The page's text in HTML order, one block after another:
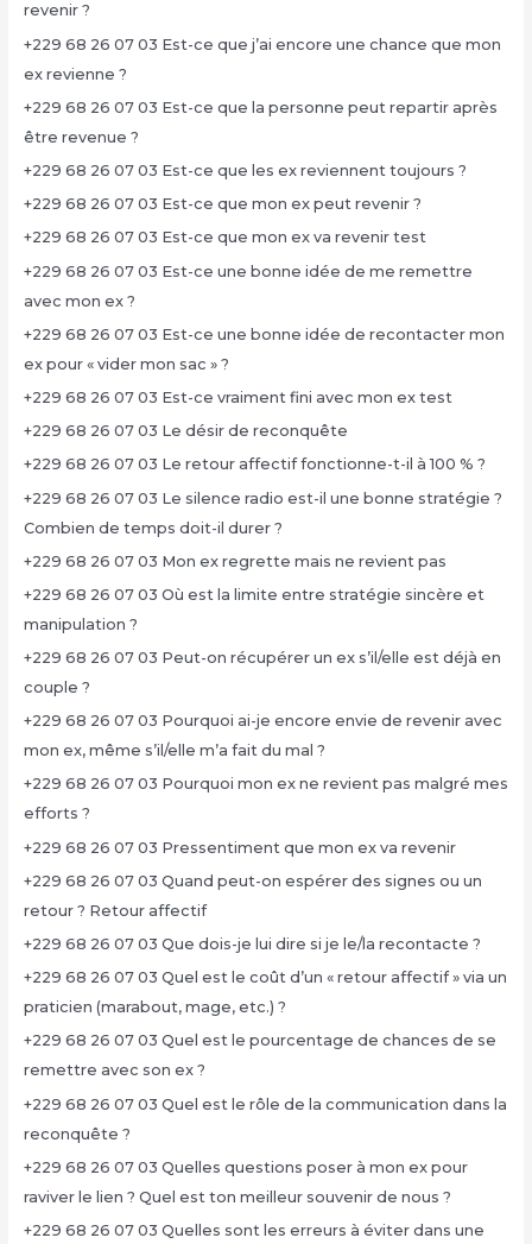
revenir ?
+229 68 26 07 03 Est-ce que j’ai encore une chance que mon
ex revienne ?
+229 68 26 07 03 Est-ce que la personne peut repartir après
être revenue ?
+229 68 26 07 03 Est-ce que les ex reviennent toujours ?
+229 68 26 07 03 Est-ce que mon ex peut revenir ?
+229 68 26 07 03 Est-ce que mon ex va revenir test
+229 68 26 07 03 Est-ce une bonne idée de me remettre
avec mon ex ?
+229 68 26 07 03 Est-ce une bonne idée de recontacter mon
ex pour « vider mon sac » ?
+229 68 26 07 03 Est-ce vraiment fini avec mon ex test
+229 68 26 07 03 Le désir de reconquête
+229 68 26 07 03 Le retour affectif fonctionne-t-il à 100 % ?
+229 68 26 07 03 Le silence radio est-il une bonne stratégie ?
Combien de temps doit-il durer ?
+229 68 26 07 03 Mon ex regrette mais ne revient pas
+229 68 26 07 03 Où est la limite entre stratégie sincère et
manipulation ?
+229 68 26 07 03 Peut-on récupérer un ex s’il/elle est déjà en
couple ?
+229 68 26 07 03 Pourquoi ai-je encore envie de revenir avec
mon ex, même s’il/elle m’a fait du mal ?
+229 68 26 07 03 Pourquoi mon ex ne revient pas malgré mes
efforts ?
+229 68 26 07 03 Pressentiment que mon ex va revenir
+229 68 26 07 03 Quand peut-on espérer des signes ou un
retour ? Retour affectif
+229 68 26 07 03 Que dois-je lui dire si je le/la recontacte ?
+229 68 26 07 03 Quel est le coût d’un « retour affectif » via un
praticien (marabout, mage, etc.) ?
+229 68 26 07 03 Quel est le pourcentage de chances de se
remettre avec son ex ?
+229 68 26 07 03 Quel est le rôle de la communication dans la
reconquête ?
+229 68 26 07 03 Quelles questions poser à mon ex pour
raviver le lien ? Quel est ton meilleur souvenir de nous ?
+229 68 26 07 03 Quelles sont les erreurs à éviter dans une